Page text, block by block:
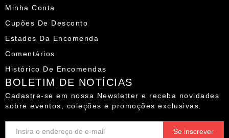
Minha Conta
Cupões De Desconto
Estados Da Encomenda
Comentários
Histórico De Encomendas
BOLETIM DE NOTÍCIAS
Cadastre-se em nossa Newsletter e receba novidades
sobre eventos, coleções e promoções exclusivas.